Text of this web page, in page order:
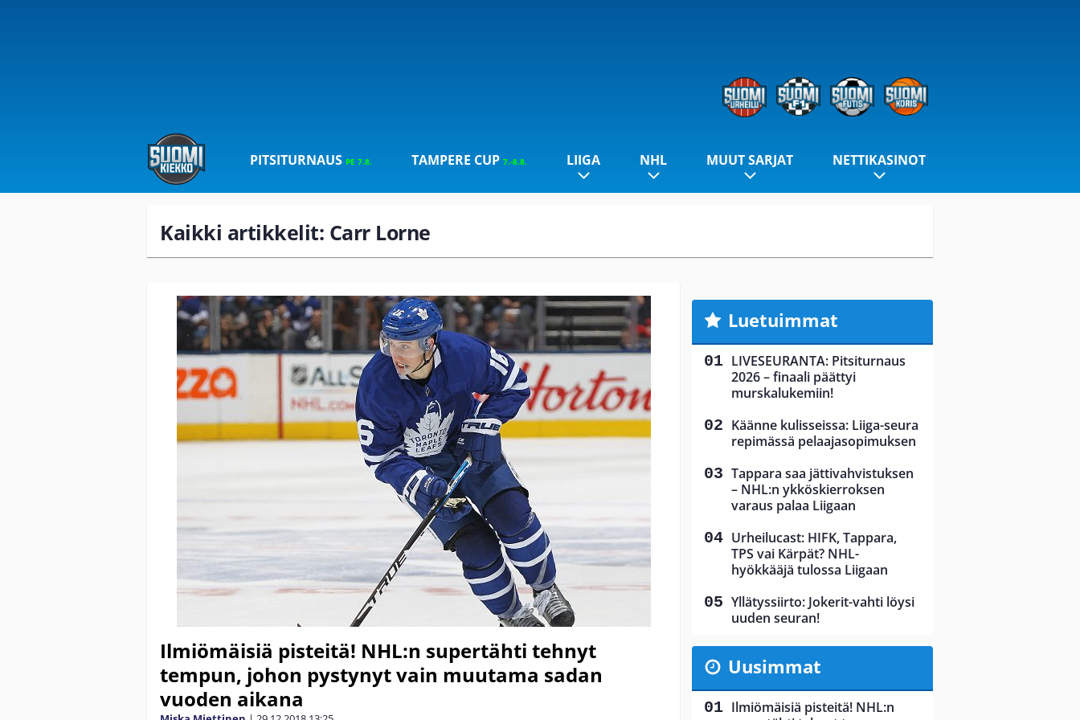
PITSITURNAUS PE 7.8. TAMPERE CUP 7.-8.8. LIIGA NHL MUUT SARJAT NETTIKASINOT
Kaikki artikkelit: Carr Lorne
Ilmiömäisiä pisteitä! NHL:n supertähti tehnyt
tempun, johon pystynyt vain muutama sadan
vuoden aikana
Luetuimmat
LIVESEURANTA: Pitsiturnaus
2026 – finaali päättyi
murskalukemiin!
Käänne kulisseissa: Liiga-seura
repimässä pelaajasopimuksen
Tappara saa jättivahvistuksen
– NHL:n ykköskierroksen
varaus palaa Liigaan
Urheilucast: HIFK, Tappara,
TPS vai Kärpät? NHL-
hyökkääjä tulossa Liigaan
Yllätyssiirto: Jokerit-vahti löysi
uuden seuran!
Uusimmat
Ilmiömäisiä pisteitä! NHL:n